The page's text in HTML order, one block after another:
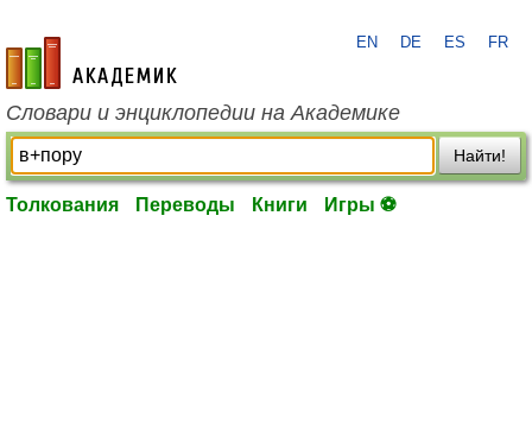
academic.ru
EN DE ES FR
Словари и энциклопедии на Академике
Найти!
Толкования Переводы Книги Игры ⚽